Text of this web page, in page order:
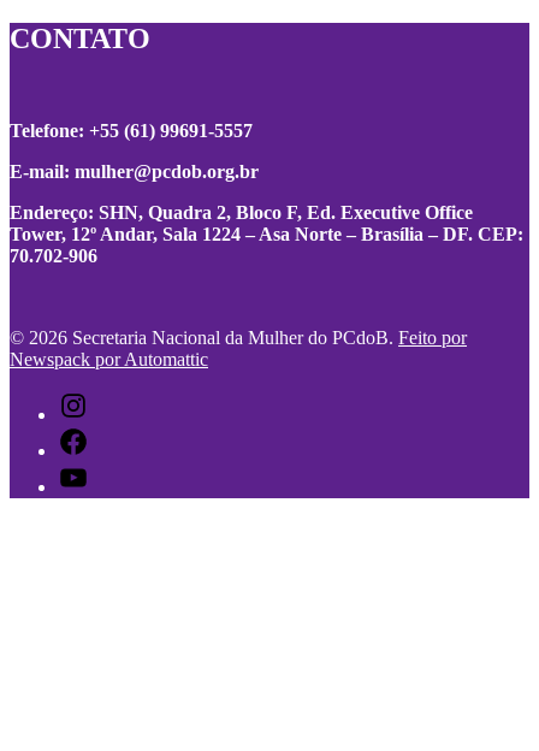
CONTATO
Telefone: +55 (61) 99691-5557
E-mail: mulher@pcdob.org.br
Endereço: SHN, Quadra 2, Bloco F, Ed. Executive Office
Tower, 12º Andar, Sala 1224 – Asa Norte – Brasília – DF. CEP:
70.702-906
© 2026 Secretaria Nacional da Mulher do PCdoB. Feito por
Newspack por Automattic
Instagram
Facebook
Youtube